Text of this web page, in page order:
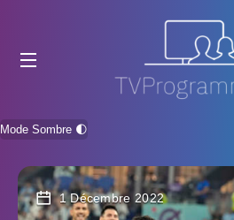
Mode Sombre 🌓
1 Décembre 2022